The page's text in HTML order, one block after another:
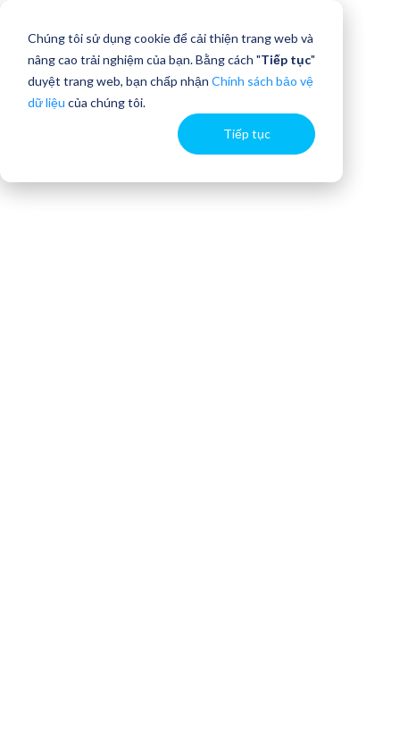
Chúng tôi sử dụng cookie để cải thiện trang web và
nâng cao trải nghiệm của bạn. Bằng cách "Tiếp tục"
duyệt trang web, bạn chấp nhận Chính sách bảo vệ
dữ liệu của chúng tôi.
Tiếp tục